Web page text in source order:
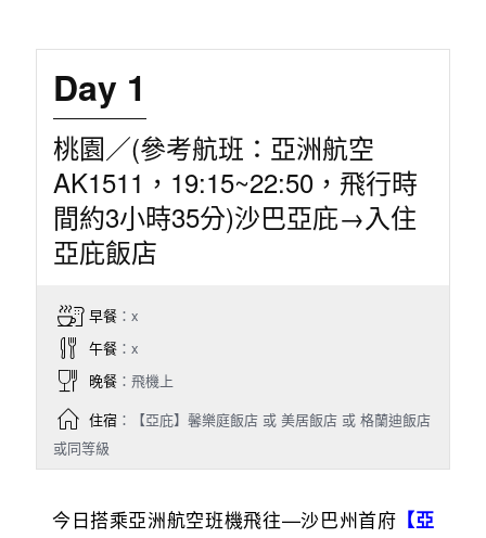
Day 1
桃園／(參考航班：亞洲航空
AK1511，19:15~22:50，飛行時
間約3小時35分)沙巴亞庇→入住
亞庇飯店
早餐：x
午餐：x
晚餐：飛機上
住宿：【亞庇】馨樂庭飯店 或 美居飯店 或 格蘭迪飯店
或同等級
今日搭乘亞洲航空班機飛往—沙巴州首府 【亞